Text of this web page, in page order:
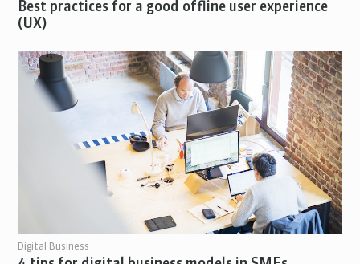
Best practices for a good offline user experience
(UX)
Digital Business